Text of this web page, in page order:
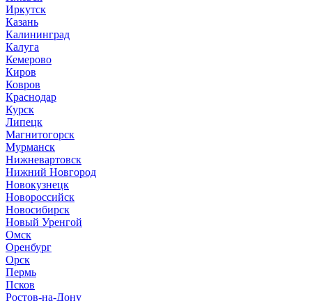
Иркутск
Казань
Калининград
Калуга
Кемерово
Киров
Ковров
Краснодар
Курск
Липецк
Магнитогорск
Мурманск
Нижневартовск
Нижний Новгород
Новокузнецк
Новороссийск
Новосибирск
Новый Уренгой
Омск
Оренбург
Орск
Пермь
Псков
Ростов-на-Дону